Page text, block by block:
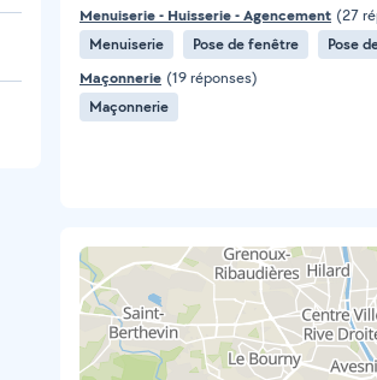
Menuiserie - Huisserie - Agencement (27
Menuiserie
Pose de fenêtre Pose
Maçonnerie (19 réponses)
Maçonnerie